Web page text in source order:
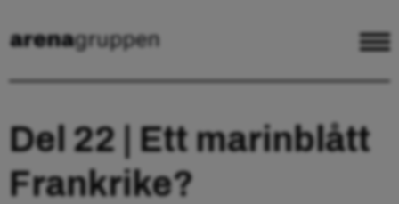
Del 22 | Ett marinblått
Frankrike?